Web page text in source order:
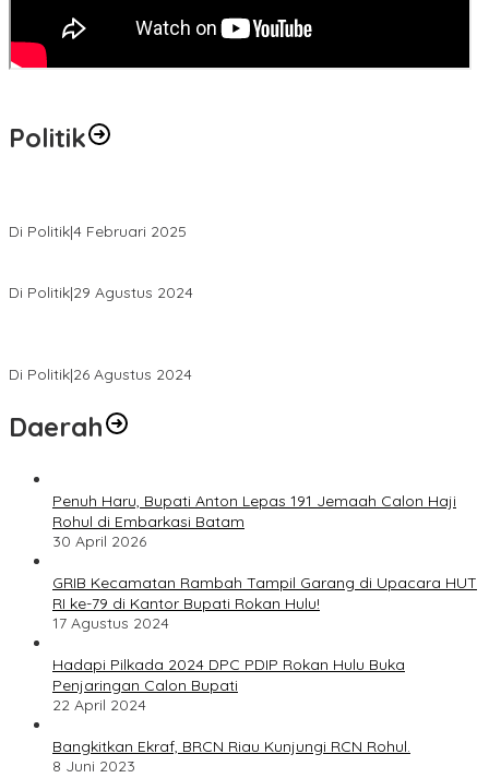
Politik
Di Politik|4 Februari 2025
Di Politik|29 Agustus 2024
Di Politik|26 Agustus 2024
Daerah
Penuh Haru, Bupati Anton Lepas 191 Jemaah Calon Haji
Rohul di Embarkasi Batam
30 April 2026
GRIB Kecamatan Rambah Tampil Garang di Upacara HUT
RI ke-79 di Kantor Bupati Rokan Hulu!
17 Agustus 2024
Hadapi Pilkada 2024 DPC PDIP Rokan Hulu Buka
Penjaringan Calon Bupati
22 April 2024
Bangkitkan Ekraf, BRCN Riau Kunjungi RCN Rohul.
8 Juni 2023